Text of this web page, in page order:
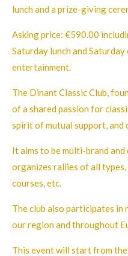
lunch and a prize-giving
Asking price: €590.00
Saturday lunch and
entertainment.
The Dinant Classic Club,
of a shared passion for
spirit of mutual support, and
It aims to be multi-brand
organizes rallies of all types,
courses, etc.
The club also participates in
our region and throughout
This event will start from